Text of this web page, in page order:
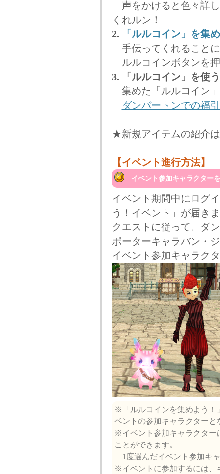
声をかけると色々詳
くれルン！
2.
「ルルコイン」を集
手伝ってくれること
ルルコインボタンを
3. 「ルルコイン」を使
集めた「ルルコイン
ダンバートンでの福引
★新規アイテムの紹介は
【イベント進行方法】
イベント参加キャラクター
イベント期間中にログ
う！イベント」が届き
クエストに従って、ダ
ポーターキャラバン・
イベント参加キャラク
※「ルルコインを集めよう！
ベントの参加キャラクターと
※イベント参加キャラクター
ことができます。
1度選んだイベント参加キ
※イベントに参加するには、